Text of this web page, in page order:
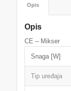
Opis
Opis
CE – Mikser
Snaga [W]
Tip uređaja